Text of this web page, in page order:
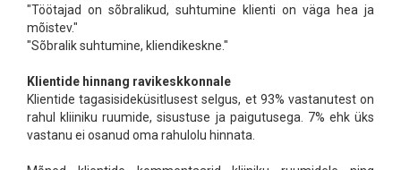
"Töötajad on sõbralikud, suhtumine klienti on väga hea ja
mõistev."
"Sõbralik suhtumine, kliendikeskne."
Klientide hinnang ravikeskkonnale
Klientide tagasisideküsitlusest selgus, et 93% vastanutest on
rahul kliiniku ruumide, sisustuse ja paigutusega. 7% ehk üks
vastanu ei osanud oma rahulolu hinnata.